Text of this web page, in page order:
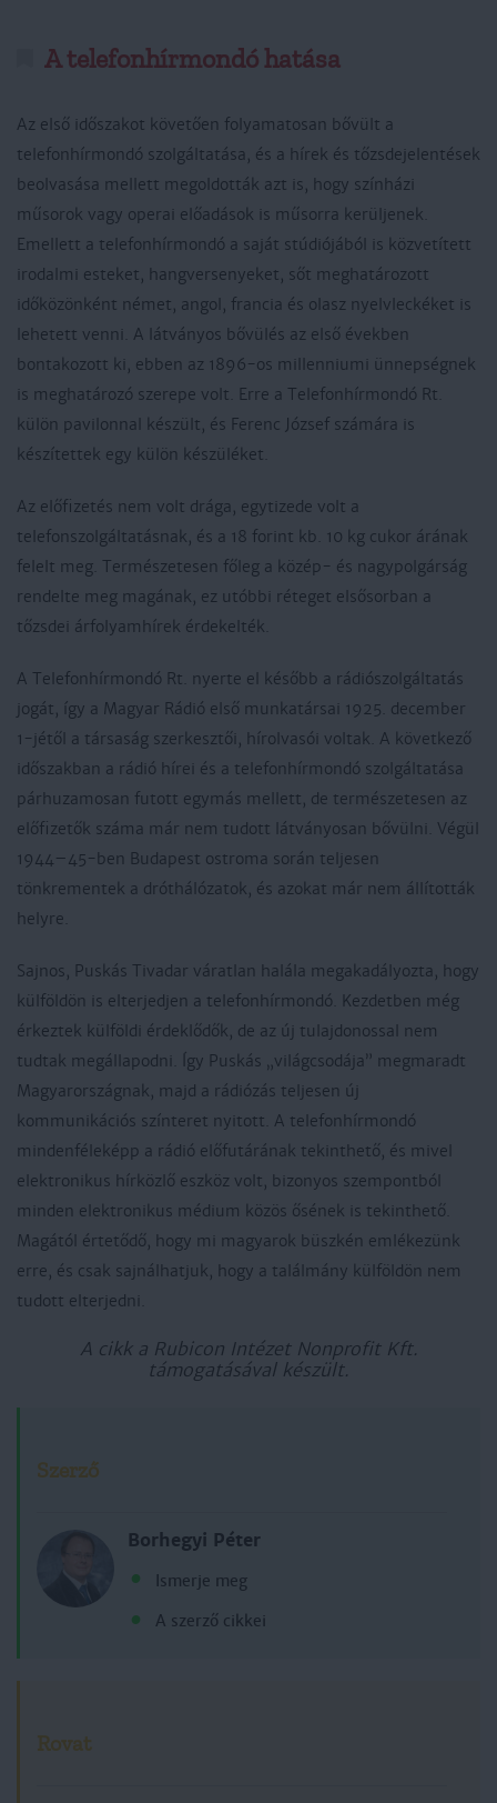
A telefonhírmondó hatása
Az első időszakot követően folyamatosan bővült a
telefonhírmondó szolgáltatása, és a hírek és tőzsdejelentések
beolvasása mellett megoldották azt is, hogy színházi
műsorok vagy operai előadások is műsorra kerüljenek.
Emellett a telefonhírmondó a saját stúdiójából is közvetített
irodalmi esteket, hangversenyeket, sőt meghatározott
időközönként német, angol, francia és olasz nyelvleckéket is
lehetett venni. A látványos bővülés az első években
bontakozott ki, ebben az 1896-os millenniumi ünnepségnek
is meghatározó szerepe volt. Erre a Telefonhírmondó Rt.
külön pavilonnal készült, és Ferenc József számára is
készítettek egy külön készüléket.
Az előfizetés nem volt drága, egytizede volt a
telefonszolgáltatásnak, és a 18 forint kb. 10 kg cukor árának
felelt meg. Természetesen főleg a közép- és nagypolgárság
rendelte meg magának, ez utóbbi réteget elsősorban a
tőzsdei árfolyamhírek érdekelték.
A Telefonhírmondó Rt. nyerte el később a rádiószolgáltatás
jogát, így a Magyar Rádió első munkatársai 1925. december
1-jétől a társaság szerkesztői, hírolvasói voltak. A következő
időszakban a rádió hírei és a telefonhírmondó szolgáltatása
párhuzamosan futott egymás mellett, de természetesen az
előfizetők száma már nem tudott látványosan bővülni. Végül
1944–45-ben Budapest ostroma során teljesen
tönkrementek a dróthálózatok, és azokat már nem állították
helyre.
Sajnos, Puskás Tivadar váratlan halála megakadályozta, hogy
külföldön is elterjedjen a telefonhírmondó. Kezdetben még
érkeztek külföldi érdeklődők, de az új tulajdonossal nem
tudtak megállapodni. Így Puskás „világcsodája” megmaradt
Magyarországnak, majd a rádiózás teljesen új
kommunikációs színteret nyitott. A telefonhírmondó
mindenféleképp a rádió előfutárának tekinthető, és mivel
elektronikus hírközlő eszköz volt, bizonyos szempontból
minden elektronikus médium közös ősének is tekinthető.
Magától értetődő, hogy mi magyarok büszkén emlékezünk
erre, és csak sajnálhatjuk, hogy a találmány külföldön nem
tudott elterjedni.
A cikk a Rubicon Intézet Nonprofit Kft.
támogatásával készült.
Szerző
Borhegyi Péter
Ismerje meg
A szerző cikkei
Rovat